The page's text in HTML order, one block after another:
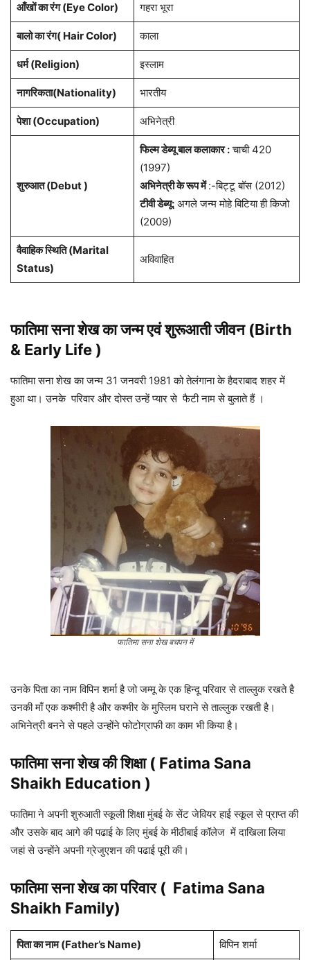
आँखों का रंग (Eye Color) गहरा भूरा
बालो का रंग( Hair Color) काला
धर्म (Religion) इस्लाम
नागरिकता(Nationality) भारतीय
पेशा (Occupation) अभिनेत्री
शुरुआत (Debut )
फिल्म डेब्यू बाल कलाकार :चाची 420
(1997)
अभिनेत्री के रूप में:-बिट्टू बॉस (2012)
टीवी डेब्यू:अगले जन्म मोहे बिटिया ही किजो
(2009)
वैवाहिक स्थिति (Marital
Status)
अविवाहित
फातिमा सना शेख का जन्म एवं शुरूआती जीवन (Birth
& Early Life )
फातिमा सना शेख का जन्म 31 जनवरी 1981 को तेलंगाना के हैदराबाद शहर में
हुआ था। उनके परिवार और दोस्त उन्हें प्यार से फैटी नाम से बुलाते हैं ।
फातिमा सना शेख बचपन में
उनके पिता का नाम विपिन शर्मा है जो जम्मू के एक हिन्दू परिवार से ताल्लुक रखते है
उनकी माँ एक कश्मीरी है और कश्मीर के मुस्लिम घराने से ताल्लुक रखती है।
अभिनेत्री बनने से पहले उन्होंने फोटोग्राफी का काम भी किया है।
फातिमा सना शेख की शिक्षा ( Fatima Sana
Shaikh Education )
फातिमा ने अपनी शुरुआती स्कूली शिक्षा मुंबई के सेंट जेवियर हाई स्कूल से प्राप्त की
और उसके बाद आगे की पढाई के लिए मुंबई के मीठीबाई कॉलेज में दाखिला लिया
जहां से उन्होंने अपनी ग्रेजुएशन की पढाई पूरी की।
फातिमा सना शेख का परिवार ( Fatima Sana
Shaikh Family)
पिता का नाम(Father’s Name) विपिन शर्मा